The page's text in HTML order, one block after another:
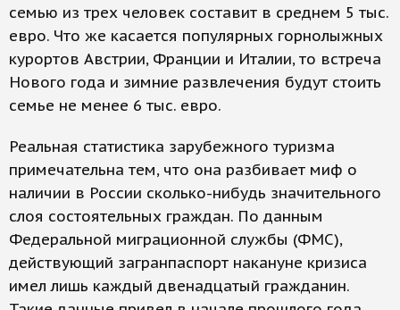
семью из трех человек составит в среднем 5 тыс.
евро. Что же касается популярных горнолыжных
курортов Австрии, Франции и Италии, то встреча
Нового года и зимние развлечения будут стоить
семье не менее 6 тыс. евро.
Реальная статистика зарубежного туризма
примечательна тем, что она разбивает миф о
наличии в России сколько-нибудь значительного
слоя состоятельных граждан. По данным
Федеральной миграционной службы (ФМС),
действующий загранпаспорт накануне кризиса
имел лишь каждый двенадцатый гражданин.